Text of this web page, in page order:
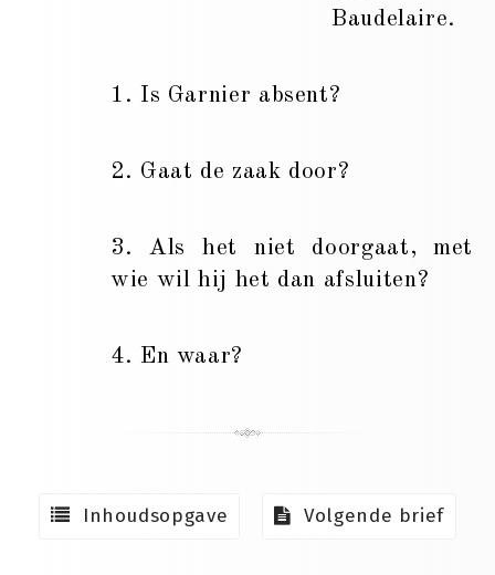
Baudelaire.
1. Is Garnier absent?
2. Gaat de zaak door?
3. Als het niet doorgaat, met
wie wil hij het dan afsluiten?
4. En waar?
Inhoudsopgave Volgende brief